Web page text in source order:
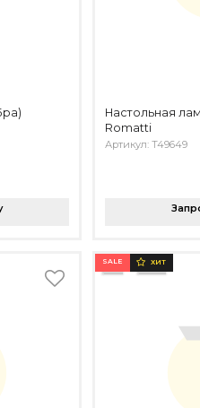
Настольная
Romatti
Артикул: T49649
SALE ХИТ